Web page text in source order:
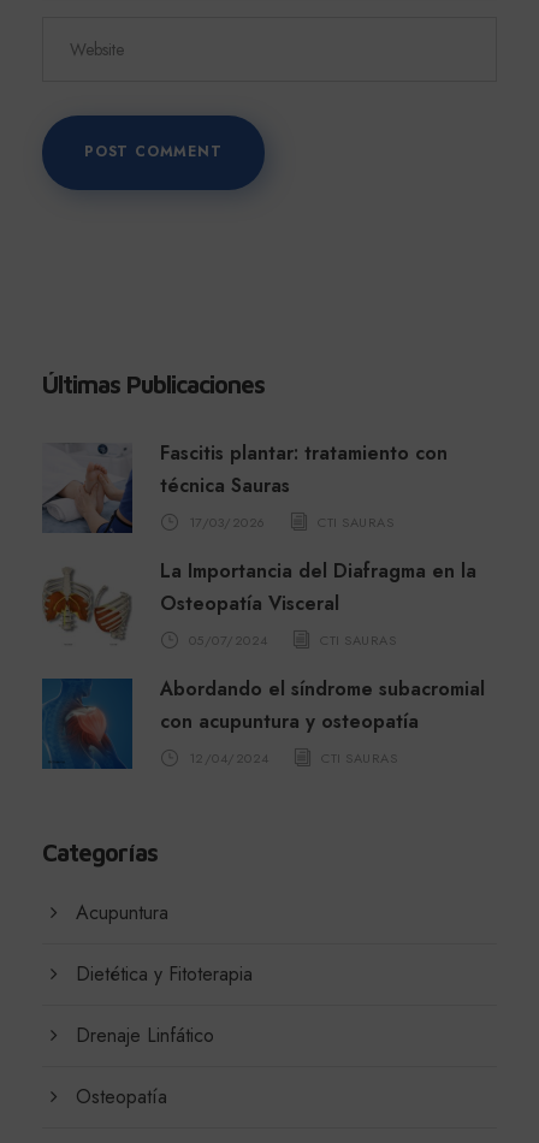
Últimas Publicaciones
Fascitis plantar: tratamiento con
técnica Sauras
17/03/2026 CTI SAURAS
La Importancia del Diafragma en la
Osteopatía Visceral
05/07/2024 CTI SAURAS
Abordando el síndrome subacromial
con acupuntura y osteopatía
12/04/2024 CTI SAURAS
Categorías
Acupuntura
Dietética y Fitoterapia
Drenaje Linfático
Osteopatía